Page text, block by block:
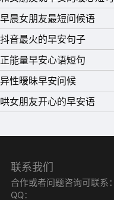
早晨女朋友最短问候语
抖音最火的早安句子
正能量早安心语短句
异性暧昧早安问候
哄女朋友开心的早安语
联系我们
合作或者问题咨询可联系：
QQ：